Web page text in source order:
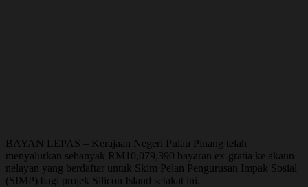
BAYAN LEPAS – Kerajaan Negeri Pulau Pinang telah
menyalurkan sebanyak RM10,079,390 bayaran ex-gratia ke akaun
nelayan yang berdaftar untuk Skim Pelan Pengurusan Impak Sosial
(SIMP) bagi projek Silicon Island setakat ini.